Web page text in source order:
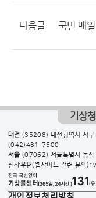
다음글
기상
대전 (35208) 대전광역시 서
(042)481-7500
서울 (07062) 서울특별시 동
전자우편(웹사이트 관련 문의